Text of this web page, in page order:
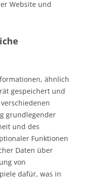
Website und
ähnlich
gespeichert und
grundlegender
und des
Funktionen
Daten über
von
dafür, was in